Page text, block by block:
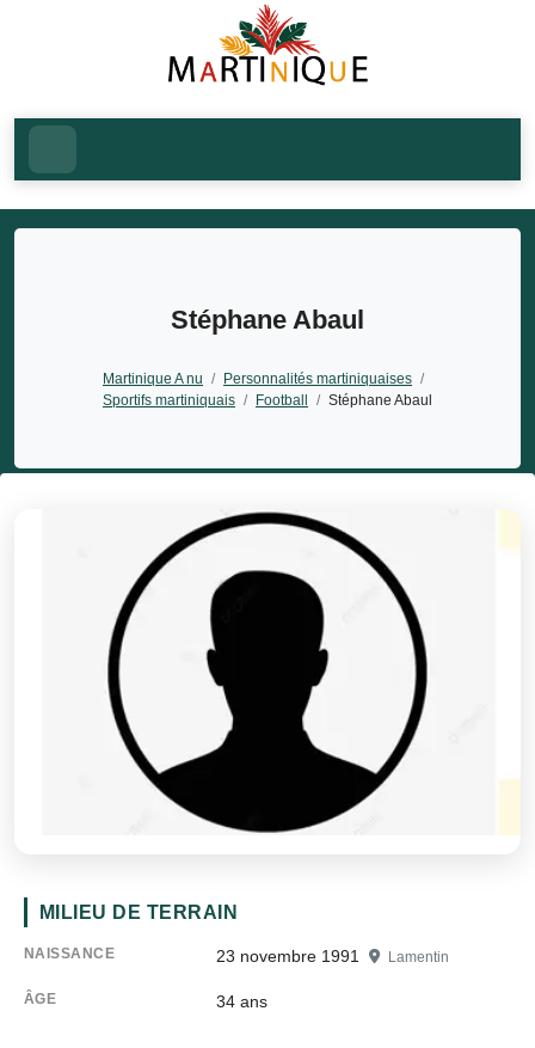
Stéphane Abaul
Martinique A nu / Personnalités martiniquaises /
Sportifs martiniquais / Football / Stéphane Abaul
MILIEU DE TERRAIN
NAISSANCE 23 novembre 1991 Lamentin
ÂGE 34 ans